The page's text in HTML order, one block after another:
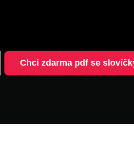
Chci zdarma pdf se